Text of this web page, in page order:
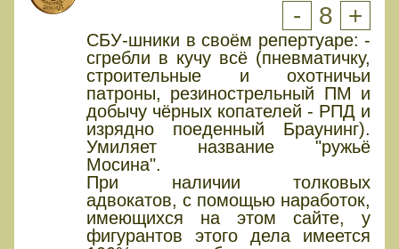
- 8 +
СБУ-шники в своём репертуаре: -
сгребли в кучу всё (пневматичку,
строительные и охотничьи
патроны, резинострельный ПМ и
добычу чёрных копателей - РПД и
изрядно поеденный Браунинг).
Умиляет название "ружьё
Мосина".
При наличии толковых
адвокатов, с помощью наработок,
имеющихся на этом сайте, у
фигурантов этого дела имеется